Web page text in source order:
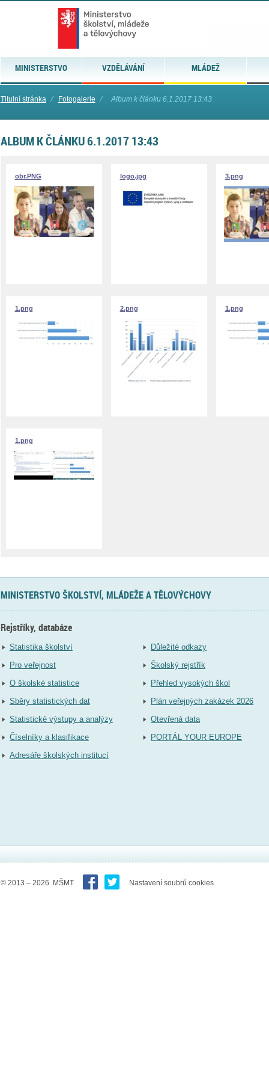
MINISTERSTVO VZDĚLÁVÁNÍ MLÁDEŽ
Titulní stránka ⁄ Fotogalerie ⁄ Album k článku 6.1.2017 13:43
ALBUM K ČLÁNKU 6.1.2017 13:43
obr.PNG logo.jpg 3.png
1.png 2.png 1.png
1.png
MINISTERSTVO ŠKOLSTVÍ, MLÁDEŽE A TĚLOVÝCHOVY
Rejstříky, databáze
Statistika školství
Pro veřejnost
O školské statistice
Sběry statistických dat
Statistické výstupy a analýzy
Číselníky a klasifikace
Adresáře školských institucí
Důležité odkazy
Školský rejstřík
Přehled vysokých škol
Plán veřejných zakázek 2026
Otevřená data
PORTÁL YOUR EUROPE
© 2013 – 2026 MŠMT Nastavení soubrů cookies